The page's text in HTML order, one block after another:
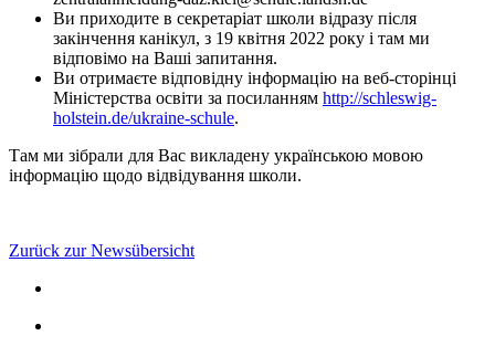
Ви приходите в секретаріат школи відразу після
закінчення канікул, з 19 квітня 2022 року і там ми
відповімо на Ваші запитання.
Ви отримаєте відповідну інформацію на веб-сторінці
Міністерства освіти за посиланням http://schleswig-
holstein.de/ukraine-schule.
Там ми зібрали для Вас викладену українською мовою
інформацію щодо відвідування школи.
Zurück zur Newsübersicht